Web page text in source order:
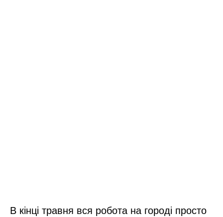
В кінці травня вся робота на городі просто